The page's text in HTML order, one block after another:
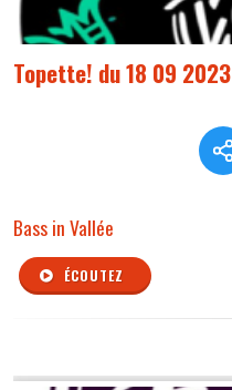
Topette! du 18 09 2023
Bass in Vallée
ÉCOUTEZ